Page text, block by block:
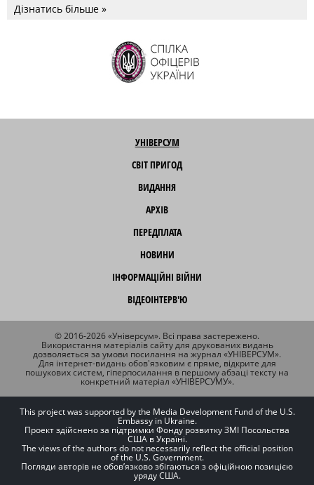
Дізнатись більше »
УНІВЕРСУМ
СВІТ ПРИГОД
ВИДАННЯ
АРХІВ
ПЕРЕДПЛАТА
НОВИНИ
ІНФОРМАЦІЙНІ ВІЙНИ
ВІДЕОІНТЕРВ'Ю
© 2016-2026 «Універсум». Всі права застережено.
Використання матеріалів сайту для друкованих видань
дозволяється за умови посилання на журнал «УНІВЕРСУМ».
Для інтернет-видань обов'язковим є пряме, відкрите для
пошукових систем, гіперпосилання в першому абзаці тексту на
конкретний матеріал «УНІВЕРСУМУ».
This project was supported by the Media Development Fund of the U.S.
Embassy in Ukraine.
Проект здійснено за підтримки Фонду розвитку ЗМІ Посольства
США в Україні.
The views of the authors do not necessarily reflect the official position
of the U.S. Government.
Погляди авторів не обов’язково збігаються з офіційною позицією
уряду США.